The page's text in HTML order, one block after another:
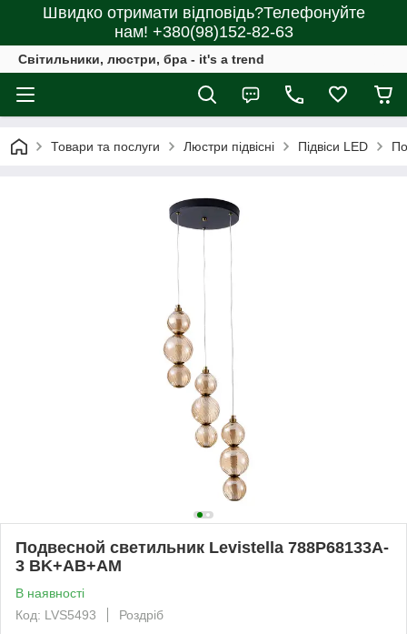
Швидко отримати відповідь?Телефонуйте
нам! +380(98)152-82-63
Світильники, люстри, бра - it's a trend
Товари та послуги Люстри підвісні Підвіси LED
Подвесной светильник Levistella 788P68133A-
3 BK+AB+AM
В наявності
Код: LVS5493
Роздріб